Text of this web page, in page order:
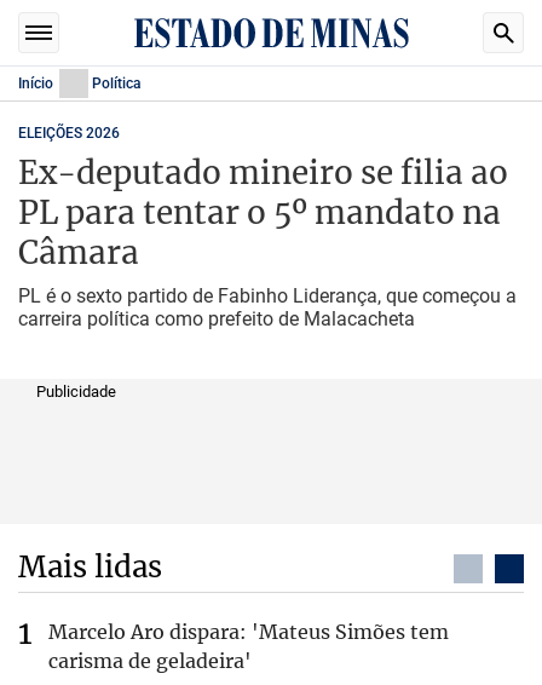
Início Política
ELEIÇÕES 2026
Ex-deputado mineiro se filia ao
PL para tentar o 5º mandato na
Câmara
PL é o sexto partido de Fabinho Liderança, que começou a
carreira política como prefeito de Malacacheta
Publicidade
Mais lidas
Marcelo Aro dispara: 'Mateus Simões tem
carisma de geladeira'